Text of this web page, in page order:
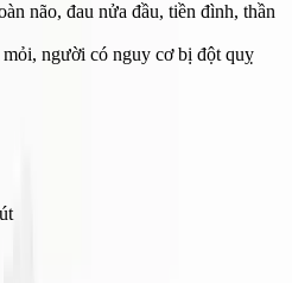
não, đau nửa đầu, tiền đình, thần
người có nguy cơ bị đột quỵ